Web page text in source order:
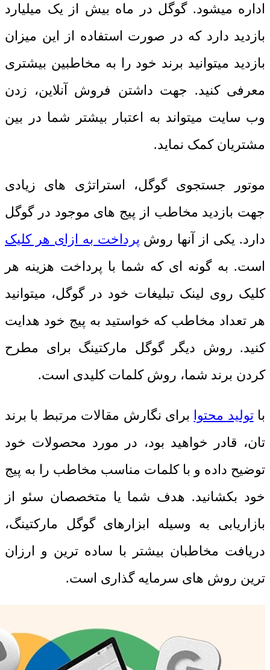
اداره میشود. گوگل در ماه بیش از یک میلیارد
بازدید دارد که در صورت استفاده از این میزان
بازدید میتوانید برند خود را به مخاطبین بیشتری
معرفی کنید. جهت داشتن فروش آنلاین، زدن
وب سایت میتواند به اعتبار بیشتر شما در بین
مشتریان کمک نماید.
موتور جستجوی گوگل، استراتژی های زیادی
جهت بازدید مخاطب از پیج های موجود در گوگل
دارد. یکی از آنها روش پرداخت به ازای هر کلیک
است. به گونه ای که شما با پرداخت هزینه هر
کلیک روی لینک تبلیغات خود در گوگل، میتوانید
هر تعداد مخاطب که خواستید به پیج خود هدایت
کنید. روش دیگر گوگل مارکتینگ برای مطرح
کردن برند شما، روش کلمات کلیدی است.
باتولید محتوا برای نگارش مقالات مرتبط با برند
تان، قادر خواهید بود، در مورد محصولات خود
توضیح داده و با کلمات مناسب مخاطب را به پیج
خود بکشانید. هدف شما یا متخصصان سئو از
بازاریابی به وسیله ابزارهای گوگل مارکتینگ،
دریافت مخاطبان بیشتر با ساده ترین و ارزان
ترین روش های سرمایه گذاری است.